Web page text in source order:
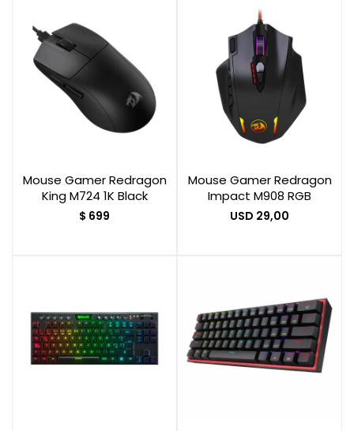
Mouse Gamer Redragon
King M724 1K Black
$ 699
Mouse Gamer Redragon
Impact M908 RGB
USD 29,00
Movilidad Eléctrica